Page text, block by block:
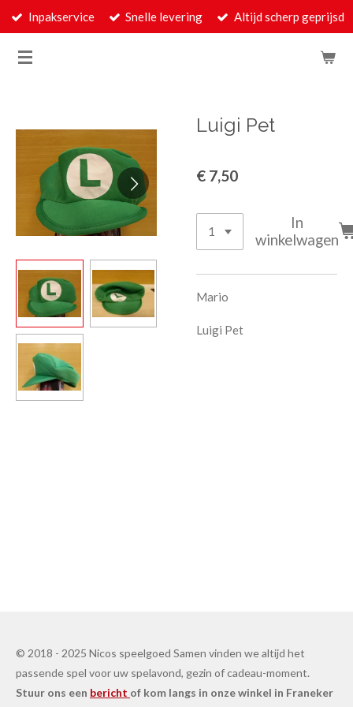
Ga
naar
Inpakservice Snelle levering Altijd scherp geprijsd
Luigi Pet
€ 7,50
In
winkelwagen
Mario
Luigi Pet
© 2018 - 2025 Nicos speelgoed Samen vinden we altijd het
passende spel voor uw spelavond, gezin of cadeau-moment.
Stuur ons een bericht of kom langs in onze winkel in Franeker